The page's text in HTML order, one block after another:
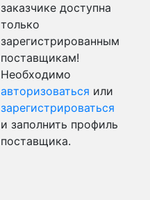
заказчике доступна
только
зарегистрированным
поставщикам!
Необходимо
авторизоваться или
зарегистрироваться
и заполнить профиль
поставщика.